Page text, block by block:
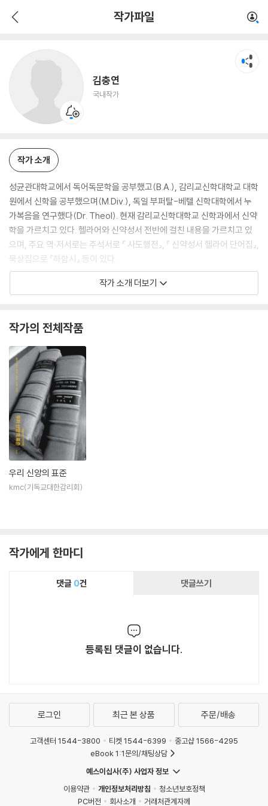
작가파일
김충연
국내작가
작가 소개
성균관대학교에서 독어독문학을 공부했고(B.A.), 감리교신학대학교 대학
원에서 신학을 공부했으며(M.Div.), 독일 부퍼탈-베텔 신학대학에서 누
가복음을 연구했다(Dr. Theol). 현재 감리교신학대학교 신학과에서 신약
학을 가르치고 있다. 헬라어와 신약성서 전반에 걸친 내용을 가르치고 있
으며, 주요 역·저서로는 주석서로 『 사도행전』, 『 신약성서 헬라어 단어집』,
묵상집으로 『하함시』 등이 있다.
작가 소개 더보기
작가의 전체작품
우리 신앙의 표준
kmc(기독교대한감리회)
작가에게 한마디
댓글 0건 댓글쓰기
등록된 댓글이 없습니다.
로그인 최근 본 상품 주문/배송
고객센터 1544-3800 티켓 1544-6399
중고샵 1566-4295
eBook 1:1문의/채팅상담
예스이십사(주) 사업자 정보
이용약관
개인정보처리방침
청소년보호정책
PC버전
회사소개 거래처관계자께